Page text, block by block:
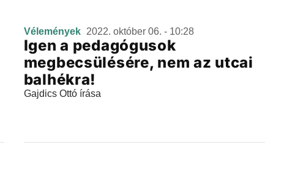
Vélemények 2022. október 06. - 10:28
Igen a pedagógusok
megbecsülésére, nem az utcai
balhékra!
Gajdics Ottó írása